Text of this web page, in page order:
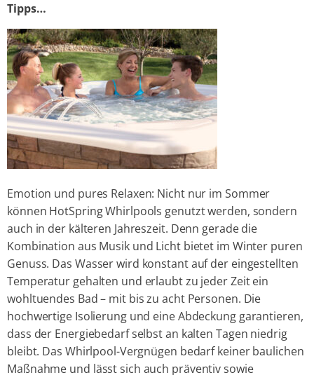
Tipps…
Emotion und pures Relaxen: Nicht nur im Sommer
können HotSpring Whirlpools genutzt werden, sondern
auch in der kälteren Jahreszeit. Denn gerade die
Kombination aus Musik und Licht bietet im Winter puren
Genuss. Das Wasser wird konstant auf der eingestellten
Temperatur gehalten und erlaubt zu jeder Zeit ein
wohltuendes Bad – mit bis zu acht Personen. Die
hochwertige Isolierung und eine Abdeckung garantieren,
dass der Energiebedarf selbst an kalten Tagen niedrig
bleibt. Das Whirlpool-Vergnügen bedarf keiner baulichen
Maßnahme und lässt sich auch präventiv sowie